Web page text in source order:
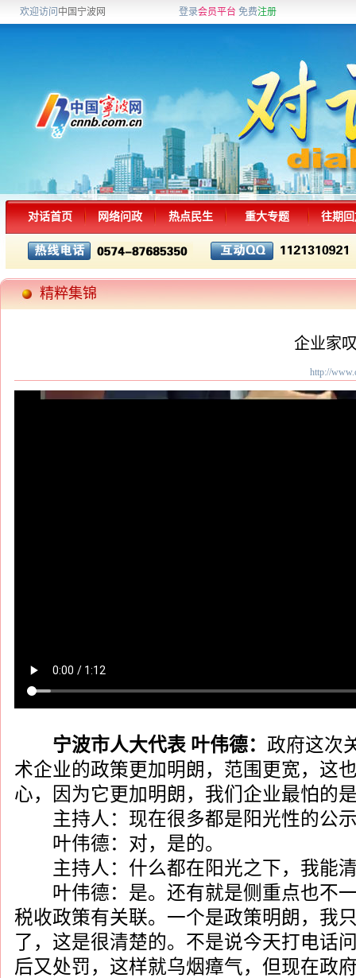
欢迎访问 中国宁波网 登录会员平台 免费注册
对话首页 网络问政 热点民生 重大专题 往期
精粹集锦
企业家
http://
宁波市人大代表 叶伟德： 政府这次
术企业的政策更加明朗，范围更宽，这
心，因为它更加明朗，我们企业最怕的
主持人：现在很多都是阳光性的公
叶伟德：对，是的。
主持人：什么都在阳光之下，我能
叶伟德：是。还有就是侧重点也不一
税收政策有关联。一个是政策明朗，我
了，这是很清楚的。不是说今天打电话
后又处罚，这样就乌烟瘴气，但现在政